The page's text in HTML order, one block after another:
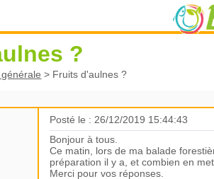
?
> Fruits d'aulnes ?
Posté le : 26/12/2019 15:44:43
Bonjour à tous.
Ce matin, lors de ma balade
préparation il y a, et combien en
Merci pour vos réponses.